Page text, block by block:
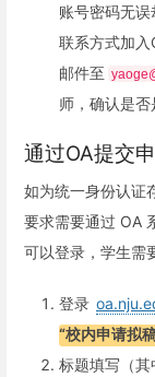
账号密码无
联系方式加入
邮件至
师，确认是否
通过OA提交
如为统一身份认证
要求需要通过 OA
可以登录，学生需
登录
“校内申请拟
标题填写（其